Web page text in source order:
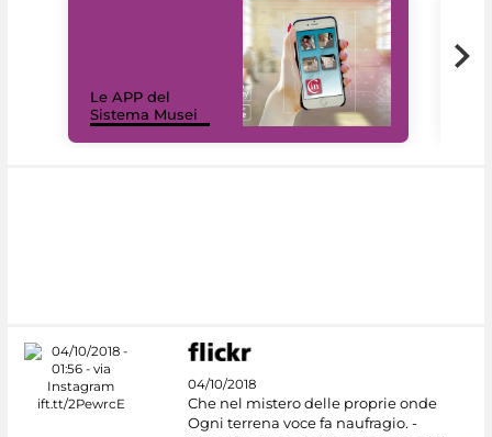
Le APP del
Sistema Musei
04/10/2018
Che nel mistero delle proprie onde
Ogni terrena voce fa naufragio. -